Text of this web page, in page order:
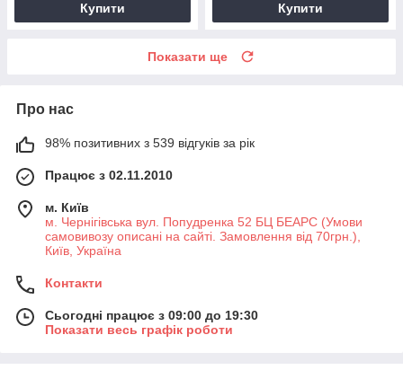
Купити Купити
Показати ще
Про нас
98% позитивних з 539 відгуків за рік
Працює з 02.11.2010
м. Київ
м. Чернігівська вул. Попудренка 52 БЦ БЕАРС (Умови
самовивозу описані на сайті. Замовлення від 70грн.),
Київ, Україна
Контакти
Сьогодні працює з 09:00 до 19:30
Показати весь графік роботи